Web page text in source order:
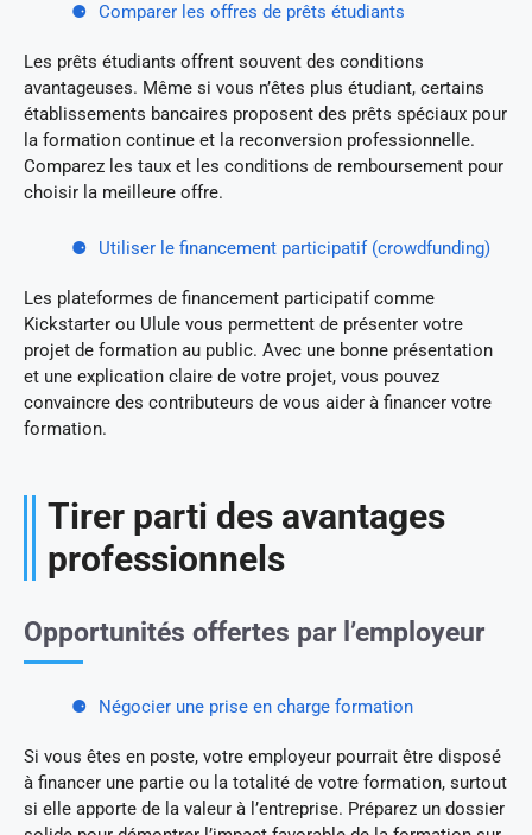
Comparer les offres de prêts étudiants
Les prêts étudiants offrent souvent des conditions
avantageuses. Même si vous n’êtes plus étudiant, certains
établissements bancaires proposent des prêts spéciaux pour
la formation continue et la reconversion professionnelle.
Comparez les taux et les conditions de remboursement pour
choisir la meilleure offre.
Utiliser le financement participatif (crowdfunding)
Les plateformes de financement participatif comme
Kickstarter ou Ulule vous permettent de présenter votre
projet de formation au public. Avec une bonne présentation
et une explication claire de votre projet, vous pouvez
convaincre des contributeurs de vous aider à financer votre
formation.
Tirer parti des avantages
professionnels
Opportunités offertes par l’employeur
Négocier une prise en charge formation
Si vous êtes en poste, votre employeur pourrait être disposé
à financer une partie ou la totalité de votre formation, surtout
si elle apporte de la valeur à l’entreprise. Préparez un dossier